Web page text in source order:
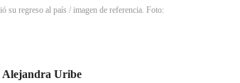
su regreso al país / imagen de referencia. Foto:
Uribe